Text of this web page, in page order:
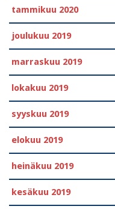
tammikuu 2020
joulukuu 2019
marraskuu 2019
lokakuu 2019
syyskuu 2019
elokuu 2019
heinäkuu 2019
kesäkuu 2019